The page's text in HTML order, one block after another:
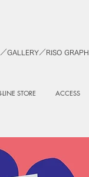
GALLERY／RISO GRAPH
STORE ACCESS